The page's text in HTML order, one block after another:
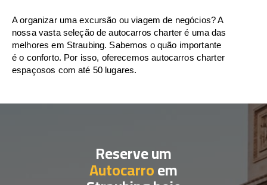
A organizar uma excursão ou viagem de negócios? A
nossa vasta seleção de autocarros charter é uma das
melhores em Straubing. Sabemos o quão importante
é o conforto. Por isso, oferecemos autocarros charter
espaçosos com até 50 lugares.
Reserve um
Autocarroem